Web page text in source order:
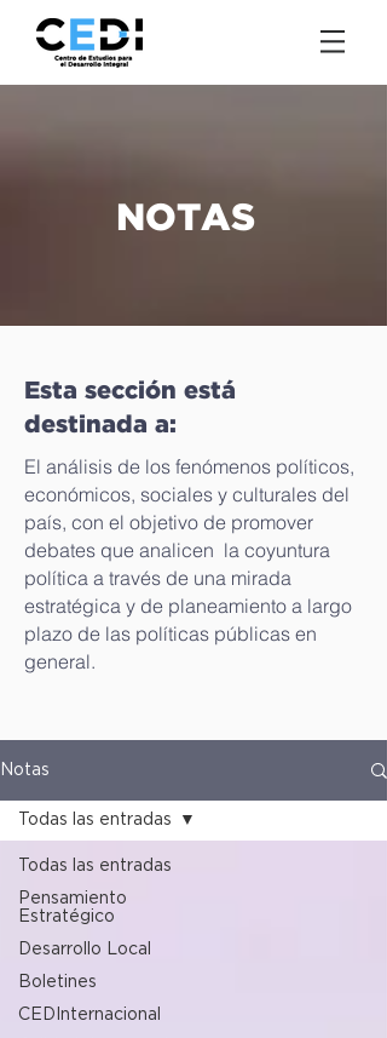
NOTAS
Esta sección está
destinada a:
El análisis de los fenómenos políticos,
económicos, sociales y culturales del
país, con el objetivo de promover
debates que analicen la coyuntura
política a través de una mirada
estratégica y de planeamiento a largo
plazo de las políticas públicas en
general.
Notas
Todas las entradas
Pensamiento
Estratégico
Desarrollo Local
Boletines
CEDInternacional
Todas las entradas